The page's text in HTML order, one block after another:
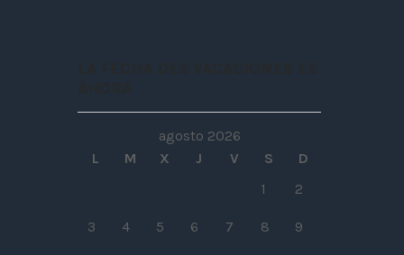
agosto 2026
L
M X J V S D
1 2
3 4 5 6 7 8 9